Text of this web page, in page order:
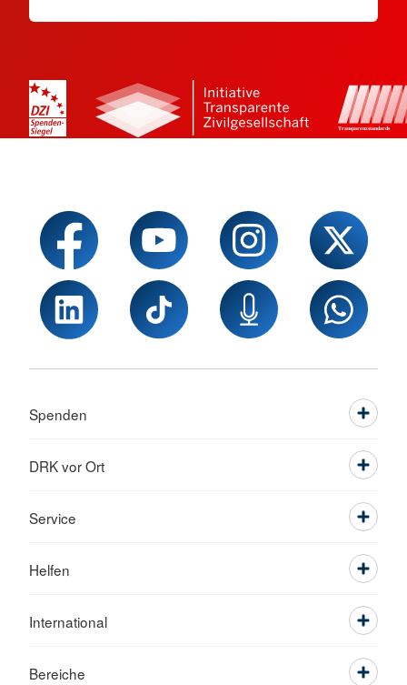
Spenden
DRK vor Ort
Service
Helfen
International
Bereiche